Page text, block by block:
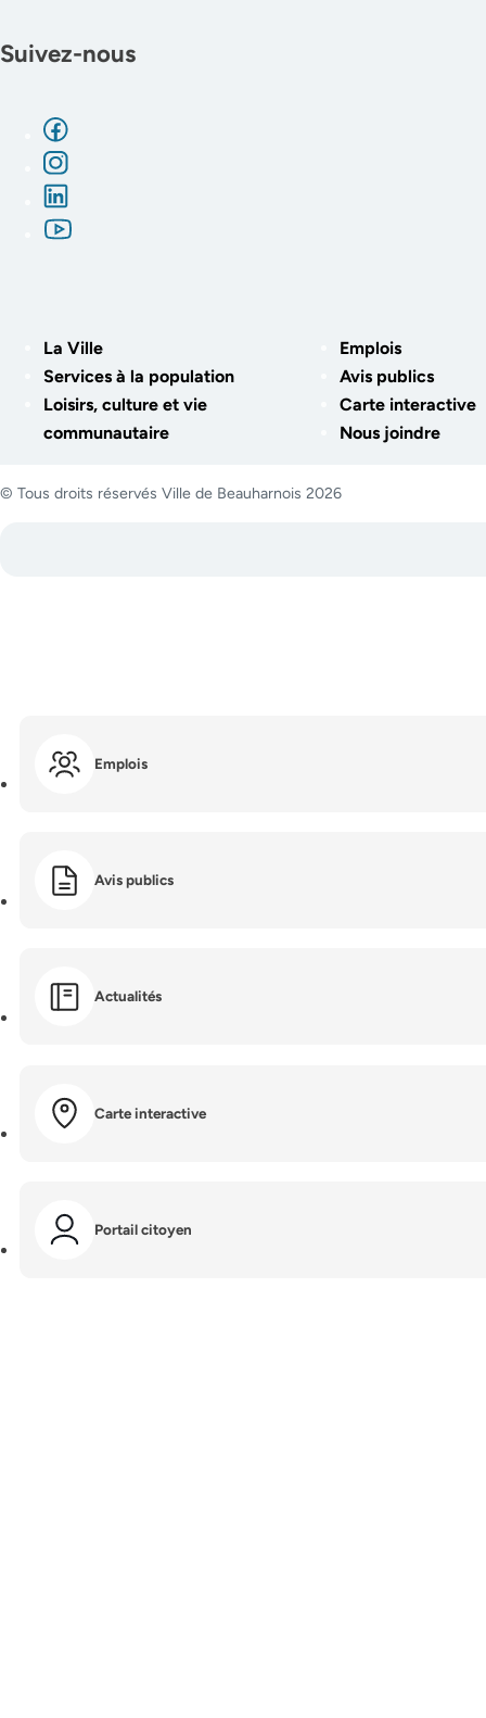
Suivez-nous
La Ville
Services à la population
Loisirs, culture et vie
communautaire
Emplois
Avis publics
Carte interactive
Nous joindre
© Tous droits réservés Ville de Beauharnois 2026
Emplois
Avis publics
Actualités
Carte interactive
Portail citoyen